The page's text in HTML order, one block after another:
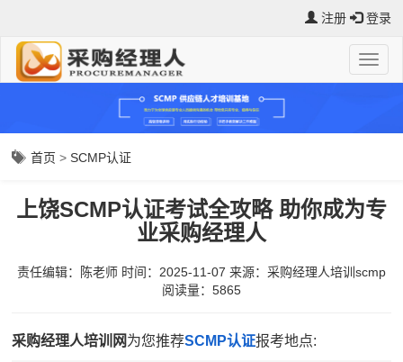
注册 登录
首页 >SCMP认证
上饶SCMP认证考试全攻略 助你成为专
业采购经理人
责任编辑：陈老师 时间：2025-11-07 来源： 采购经理人培训scmp
阅读量：5865
采购经理人培训网为您推荐SCMP认证报考地点: